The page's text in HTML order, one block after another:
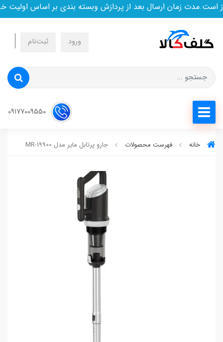
زمان ارسال بعد از پردازش وبسته بندی بر اساس اولیت
ورود ثبت‌نام
خانه فهرست محصولات جارو پرتابل مایر مدل MR-19900